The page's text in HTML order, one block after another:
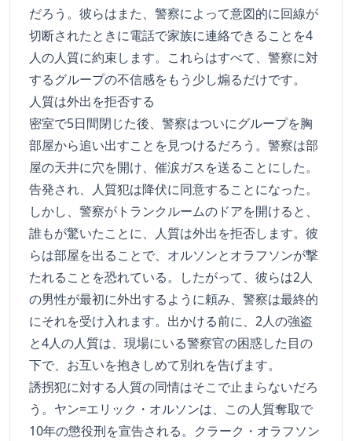
だろう。彼らはまた、警察によって意図的に回線が
切断されたときに電話で家族に連絡できることを4
人の人質に約束します。これらはすべて、警察に対
するグループの不信感をもう少し煽るだけです。
人質は外出を拒否する
密室で5日間閉じた後、警察はついにグループを胸
部屋から追い出すことを見つけるだろう。警察は部
屋の天井に穴を開け、催涙ガスを送ることにした。
告発され、人質犯は降伏に同意することになった。
しかし、警察がトランクルームのドアを開けると、
誰もが驚いたことに、人質は外出を拒否します。彼
らは部屋を出ることで、オルソンとオラフソンが撃
たれることを恐れている。したがって、彼らは2人
の男性が最初に外出するように頼み、警察は最終的
にそれを受け入れます。出かける前に、2人の強盗
と4人の人質は、現場にいる警察官の困惑した目の
下で、お互いを抱きしめて別れを告げます。
誘拐犯に対する人質の同情はそこで止まらないだろ
う。ヤン=エリック・オルソンは、この人質奪取で
10年の懲役刑を宣告される。クラーク・オラフソン